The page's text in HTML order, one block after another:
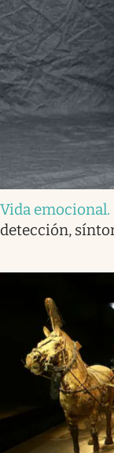
Vida emocional.
detección,